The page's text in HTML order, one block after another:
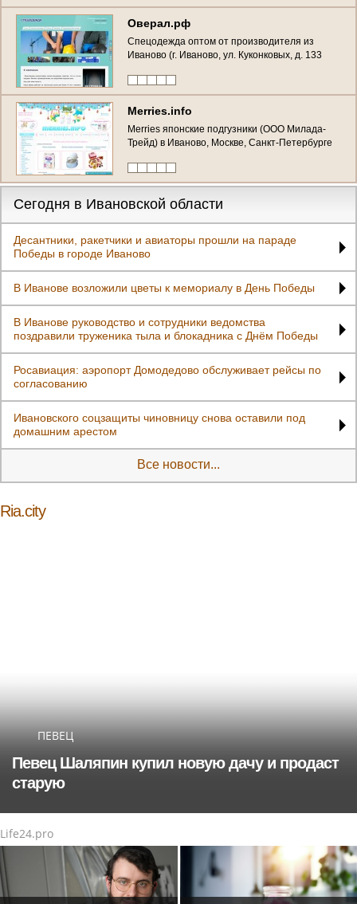
Оверал.рф
Спецодежда оптом от производителя из
Иваново (г. Иваново, ул. Куконковых, д. 133
Merries.info
Merries японские подгузники (ООО Милада-
Трейд) в Иваново, Москве, Санкт-Петербурге
Сегодня в Ивановской области
Десантники, ракетчики и авиаторы прошли на параде
Победы в городе Иваново
В Иванове возложили цветы к мемориалу в День Победы
В Иванове руководство и сотрудники ведомства
поздравили труженика тыла и блокадника с Днём Победы
Росавиация: аэропорт Домодедово обслуживает рейсы по
согласованию
Ивановского соцзащиты чиновницу снова оставили под
домашним арестом
Все новости...
Ria.city
ПЕВЕЦ
Певец Шаляпин купил новую дачу и продаст
старую
Life24.pro